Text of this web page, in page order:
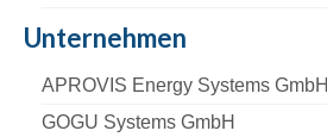
Unternehmen
APROVIS Energy Systems GmbH
GOGU Systems GmbH